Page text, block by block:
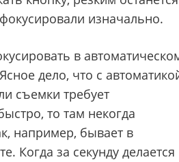
изначально.
в
дело, что с
съемки требует
то там некогда
например, бывает в
Когда за секунду делается